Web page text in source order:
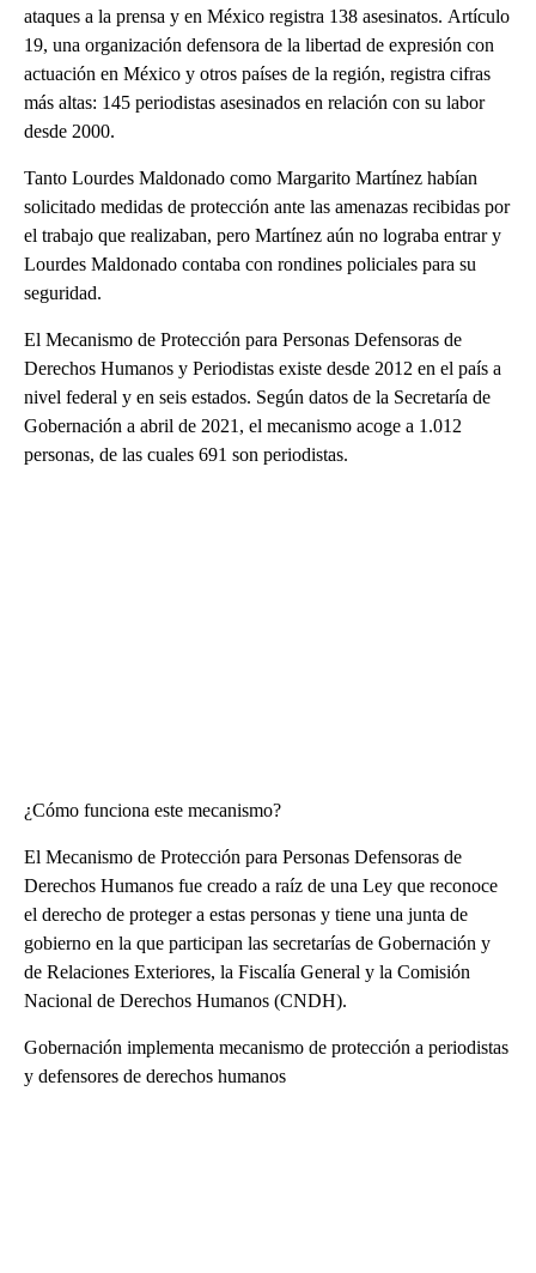
ataques a la prensa y en México registra 138 asesinatos. Artículo
19, una organización defensora de la libertad de expresión con
actuación en México y otros países de la región, registra cifras
más altas: 145 periodistas asesinados en relación con su labor
desde 2000.
Tanto Lourdes Maldonado como Margarito Martínez habían
solicitado medidas de protección ante las amenazas recibidas por
el trabajo que realizaban, pero Martínez aún no lograba entrar y
Lourdes Maldonado contaba con rondines policiales para su
seguridad.
El Mecanismo de Protección para Personas Defensoras de
Derechos Humanos y Periodistas existe desde 2012 en el país a
nivel federal y en seis estados. Según datos de la Secretaría de
Gobernación a abril de 2021, el mecanismo acoge a 1.012
personas, de las cuales 691 son periodistas.
¿Cómo funciona este mecanismo?
El Mecanismo de Protección para Personas Defensoras de
Derechos Humanos fue creado a raíz de una Ley que reconoce
el derecho de proteger a estas personas y tiene una junta de
gobierno en la que participan las secretarías de Gobernación y
de Relaciones Exteriores, la Fiscalía General y la Comisión
Nacional de Derechos Humanos (CNDH).
Gobernación implementa mecanismo de protección a periodistas
y defensores de derechos humanos